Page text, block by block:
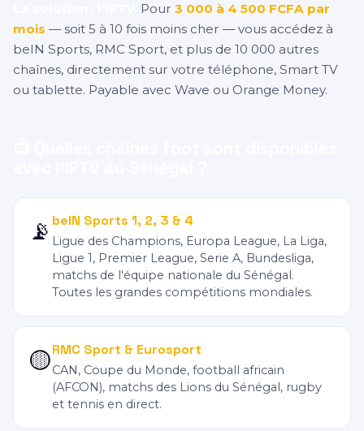
Pour 3 000 à 4 500 FCFA par
mois — soit 5 à 10 fois moins cher — vous accédez à
beIN Sports, RMC Sport, et plus de 10 000 autres
chaînes, directement sur votre téléphone, Smart TV
ou tablette. Payable avec Wave ou Orange Money.
📡 beIN Sports 1, 2, 3 & 4
Ligue des Champions, Europa League, La Liga,
Ligue 1, Premier League, Serie A, Bundesliga,
matchs de l'équipe nationale du Sénégal.
Toutes les grandes compétitions mondiales.
🟡RMC Sport & Eurosport
CAN, Coupe du Monde, football africain
(AFCON), matchs des Lions du Sénégal, rugby
et tennis en direct.